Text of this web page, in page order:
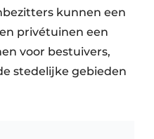
kunnen een
privétuinen een
voor bestuivers,
stedelijke gebieden